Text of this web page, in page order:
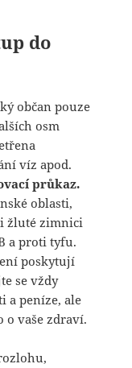
do
občan pouze
osm
víz apod.
průkaz.
oblasti,
žluté zimnici
a proti tyfu.
poskytují
se vždy
a peníze, ale
o vaše zdraví.